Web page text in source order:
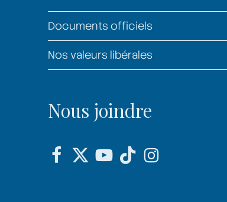
Documents officiels
Nos valeurs libérales
Nous joindre